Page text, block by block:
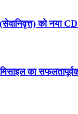
को नया
का